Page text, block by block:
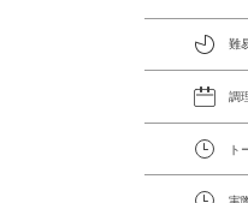
難
調
ト